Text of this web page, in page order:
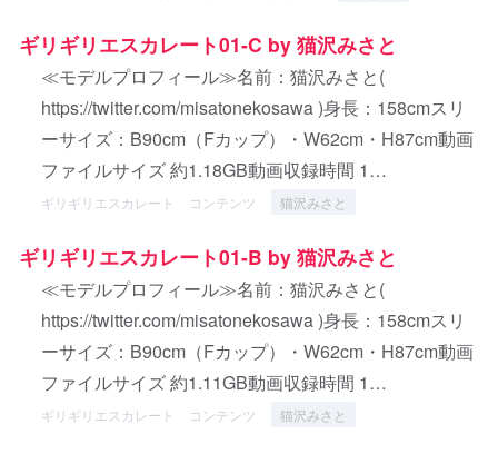
ギリギリエスカレート01-C by 猫沢みさと
≪モデルプロフィール≫名前：猫沢みさと(
https://twitter.com/misatonekosawa )身長：158cmスリ
ーサイズ：B90cm（Fカップ）・W62cm・H87cm動画
ファイルサイズ 約1.18GB動画収録時間 1…
ギリギリエスカレート コンテンツ 猫沢みさと
ギリギリエスカレート01-B by 猫沢みさと
≪モデルプロフィール≫名前：猫沢みさと(
https://twitter.com/misatonekosawa )身長：158cmスリ
ーサイズ：B90cm（Fカップ）・W62cm・H87cm動画
ファイルサイズ 約1.11GB動画収録時間 1…
ギリギリエスカレート コンテンツ 猫沢みさと